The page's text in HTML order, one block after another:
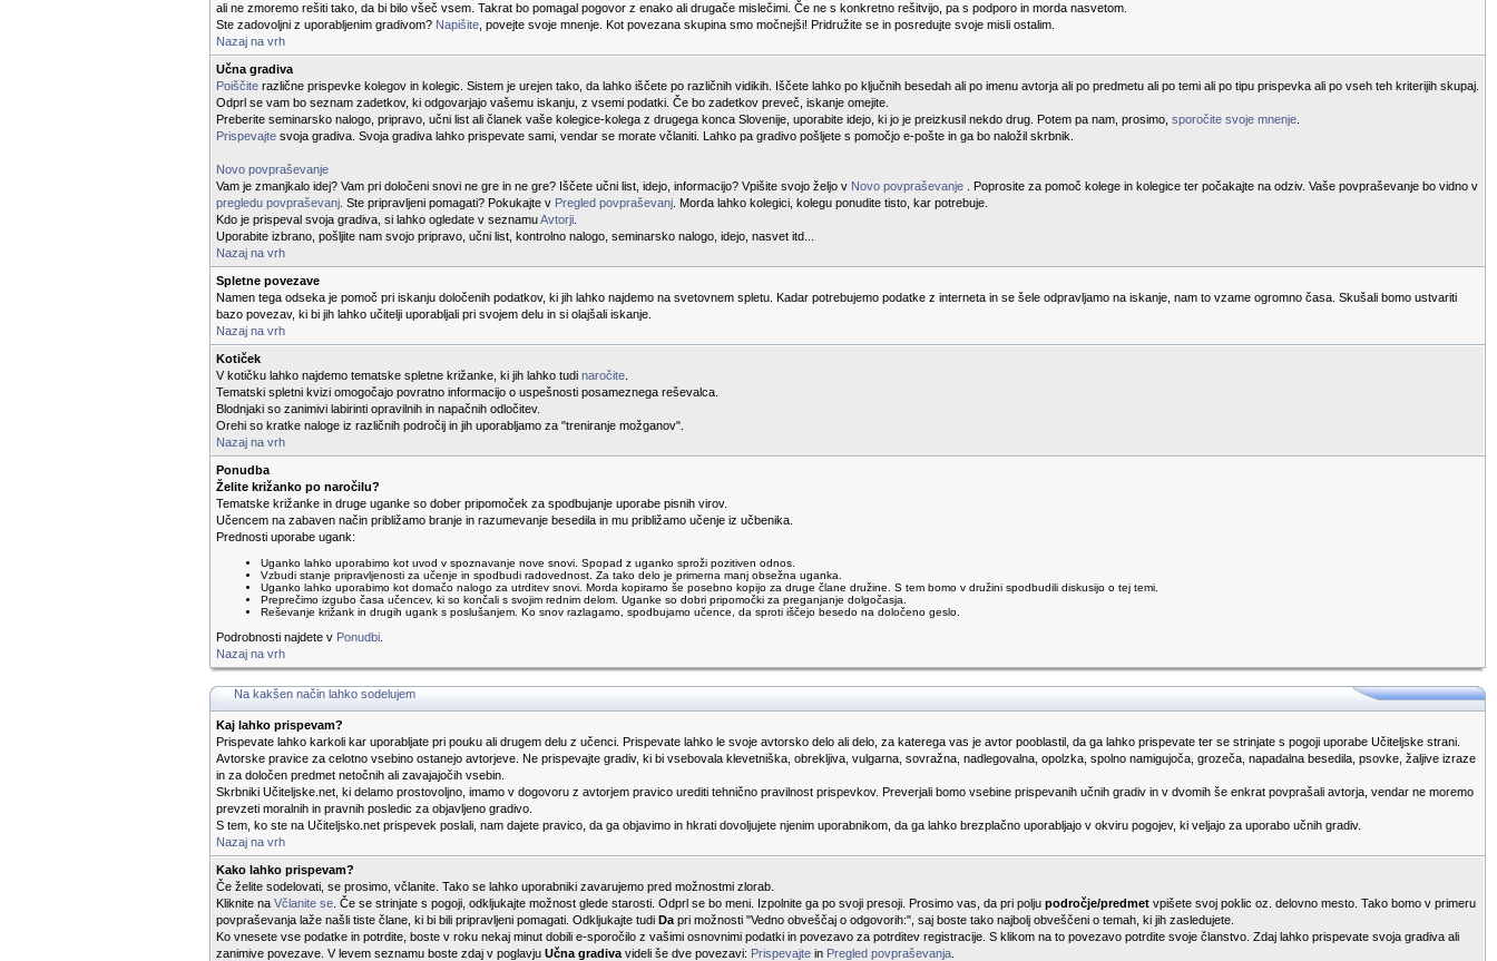
ali ne zmoremo rešiti tako, da bi bilo všeč vsem. Takrat bo pomagal pogovor z enako ali drugače mislečimi. Če ne s konkretno rešitvijo, pa s podporo in morda nasvetom.
Ste zadovoljni z uporabljenim gradivom? Napišite , povejte svoje mnenje. Kot povezana skupina smo močnejši! Pridružite se in posredujte svoje misli ostalim.
Nazaj na vrh
Učna gradiva
Poiščite različne prispevke kolegov in kolegic. Sistem je urejen tako, da lahko iščete po različnih vidikih. Iščete lahko po ključnih besedah ali po imenu avtorja ali po predmetu ali po temi ali po tipu prispevka ali po vseh teh kriterijih skupaj.
Odprl se vam bo seznam zadetkov, ki odgovarjajo vašemu iskanju, z vsemi podatki. Če bo zadetkov preveč, iskanje omejite.
Preberite seminarsko nalogo, pripravo, učni list ali članek vaše kolegice-kolega z drugega konca Slovenije, uporabite idejo, ki jo je preizkusil nekdo drug. Potem pa nam, prosimo, sporočite svoje mnenje
Prispevajte svoja gradiva. Svoja gradiva lahko prispevate sami, vendar se morate včlaniti. Lahko pa gradivo pošljete s pomočjo e-pošte in ga bo naložil skrbnik.
Novo povpraševanje
Vam je zmanjkalo idej? Vam pri določeni snovi ne gre in ne gre? Iščete učni list, idejo, informacijo? Vpišite svojo željo v Novo povpraševanje
. Poprosite za pomoč kolege in kolegice ter počakajte na odziv. Vaše povpraševanje bo vidno v
pregledu povpraševanj . Ste pripravljeni pomagati? Pokukajte v Pregled povpraševanj . Morda lahko kolegici, kolegu ponudite tisto, kar potrebuje.
Kdo je prispeval svoja gradiva, si lahko ogledate v seznamuAvtorji
Uporabite izbrano, pošljite nam svojo pripravo, učni list, kontrolno nalogo, seminarsko nalogo, idejo, nasvet itd...
Nazaj na vrh
Spletne povezave
Namen tega odseka je pomoč pri iskanju določenih podatkov, ki jih lahko najdemo na svetovnem spletu. Kadar potrebujemo podatke z interneta in se šele odpravljamo na iskanje, nam to vzame ogromno časa. Skušali bomo ustvariti
bazo povezav, ki bi jih lahko učitelji uporabljali pri svojem delu in si olajšali iskanje.
Nazaj na vrh
Kotiček
V kotičku lahko najdemo tematske spletne križanke, ki jih lahko tudi naročite
Tematski spletni kvizi omogočajo povratno informacijo o uspešnosti posameznega reševalca.
Blodnjaki so zanimivi labirinti opravilnih in napačnih odločitev.
Orehi so kratke naloge iz različnih področij in jih uporabljamo za "treniranje možganov".
Nazaj na vrh
Ponudba
Želite križanko po naročilu?
Tematske križanke in druge uganke so dober pripomoček za spodbujanje uporabe pisnih virov.
Učencem na zabaven način približamo branje in razumevanje besedila in mu približamo učenje iz učbenika.
Prednosti uporabe ugank:
Uganko lahko uporabimo kot uvod v spoznavanje nove snovi. Spopad z uganko sproži pozitiven odnos.
Vzbudi stanje pripravljenosti za učenje in spodbudi radovednost. Za tako delo je primerna manj obsežna uganka.
Uganko lahko uporabimo kot domačo nalogo za utrditev snovi. Morda kopiramo še posebno kopijo za druge člane družine. S tem bomo v družini spodbudili diskusijo o tej temi.
Preprečimo izgubo časa učencev, ki so končali s svojim rednim delom. Uganke so dobri pripomočki za preganjanje dolgočasja.
Reševanje križank in drugih ugank s poslušanjem. Ko snov razlagamo, spodbujamo učence, da sproti iščejo besedo na določeno geslo.
Podrobnosti najdete v Ponudbi
Nazaj na vrh
Na kakšen način lahko sodelujem
Kaj lahko prispevam?
Prispevate lahko karkoli kar uporabljate pri pouku ali drugem delu z učenci. Prispevate lahko le svoje avtorsko delo ali delo, za katerega vas je avtor pooblastil, da ga lahko prispevate ter se strinjate s pogoji uporabe Učiteljske strani.
Avtorske pravice za celotno vsebino ostanejo avtorjeve. Ne prispevajte gradiv, ki bi vsebovala klevetniška, obrekljiva, vulgarna, sovražna, nadlegovalna, opolzka, spolno namigujoča, grozeča, napadalna besedila, psovke, žaljive izraze
in za določen predmet netočnih ali zavajajočih vsebin.
Skrbniki Učiteljske.net, ki delamo prostovoljno, imamo v dogovoru z avtorjem pravico urediti tehnično pravilnost prispevkov. Preverjali bomo vsebine prispevanih učnih gradiv in v dvomih še enkrat povprašali avtorja, vendar ne moremo
prevzeti moralnih in pravnih posledic za objavljeno gradivo.
S tem, ko ste na Učiteljsko.net prispevek poslali, nam dajete pravico, da ga objavimo in hkrati dovoljujete njenim uporabnikom, da ga lahko brezplačno uporabljajo v okviru pogojev, ki veljajo za uporabo učnih gradiv.
Nazaj na vrh
Kako lahko prispevam?
Če želite sodelovati, se prosimo, včlanite. Tako se lahko uporabniki zavarujemo pred možnostmi zlorab.
Kliknite na Včlanite se . Če se strinjate s pogoji, odkljukajte možnost glede starosti. Odprl se bo meni. Izpolnite ga po svoji presoji. Prosimo vas, da pri polju področje/predmet vpišete svoj poklic oz. delovno mesto. Tako bomo v primeru
povpraševanja laže našli tiste člane, ki bi bili pripravljeni pomagati. Odkljukajte tudi Da pri možnosti "Vedno obveščaj o odgovorih:", saj boste tako najbolj obveščeni o temah, ki jih zasledujete.
Ko vnesete vse podatke in potrdite, boste v roku nekaj minut dobili e-sporočilo z vašimi osnovnimi podatki in povezavo za potrditev registracije. S klikom na to povezavo potrdite svoje članstvo. Zdaj lahko prispevate svoja gradiva ali
zanimive povezave. V levem seznamu boste zdaj v poglavju Učna gradiva videli še dve povezavi: Prispevajte in Pregled povpraševanja